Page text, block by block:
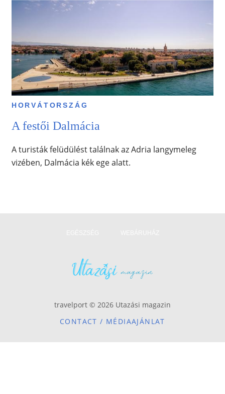
HORVÁTORSZÁG
A festői Dalmácia
A turisták felüdülést találnak az Adria langymeleg
vizében, Dalmácia kék ege alatt.
travelport © 2026 Utazási magazin
CONTACT / MÉDIAAJÁNLAT